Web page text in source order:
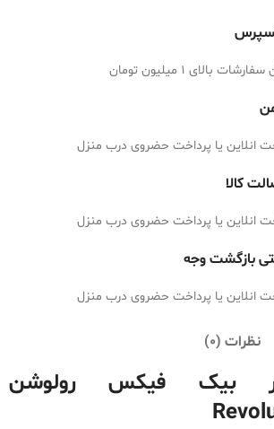
بالای 1 میلیون تومان
انلاین یا پرداخت حضروی درب منزل
کالا
انلاین یا پرداخت حضروی درب منزل
انلاین یا پرداخت حضروی درب منزل
نظرات (0)
بیک فیکس رولوشن